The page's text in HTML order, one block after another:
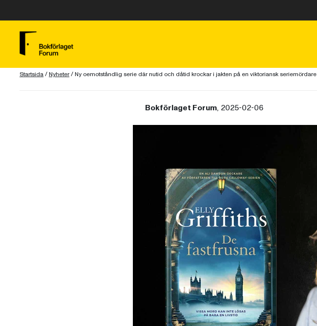
Startsida/Nyheter/Ny oemotståndlig serie där nutid och dåtid krockar i jakten på en viktoriansk seriemördare
Bokförlaget Forum, 2025-02-06